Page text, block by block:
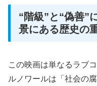
“階級”と“偽善
景にある歴史の
この映画は単なるラブ
ルノワールは「社会の